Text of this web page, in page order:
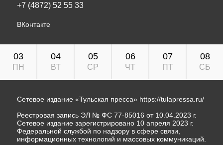
+7 (4872) 52 55 33
ВКонтакте
03
ПН
04
ВТ
05
СР
06
ЧТ
07
ПТ
08
СБ
Сетевое издание «Тульская пресса» https://tulapressa.ru/
Реестровая запись ЭЛ № ФС 77-85016 от 10.04.2023 г.
Сетевое издание зарегистрировано 10 апреля 2023 г.
Федеральной службой по надзору в сфере связи,
информационных технологий и массовых коммуникаций.